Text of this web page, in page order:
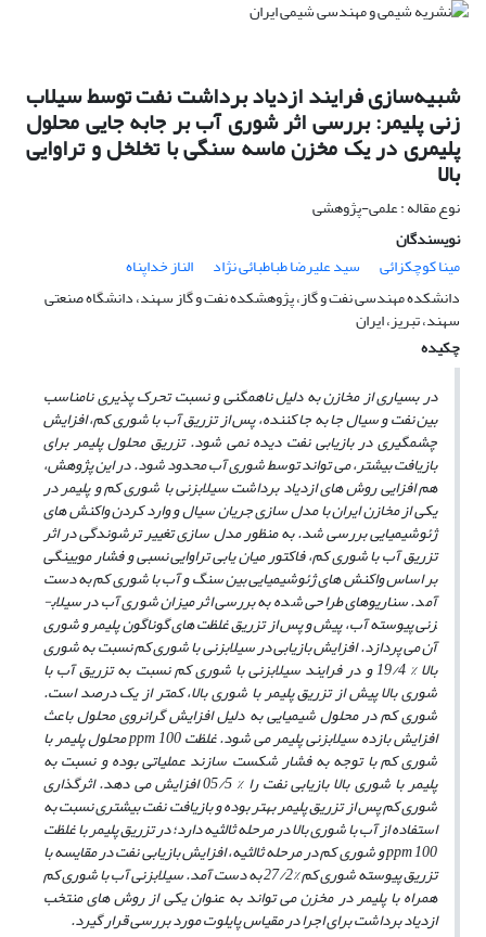
شبیه‌سازی فرایند ازدیاد برداشت نفت توسط سیلاب
زنی پلیمر: بررسی اثر شوری آب بر جابه جایی محلول
پلیمری در یک مخزن ماسه سنگی با تخلخل و تراوایی
بالا
نوع مقاله : علمی-پژوهشی
نویسندگان
مینا کوچکزائی
سید علیرضا طباطبائی نژاد
الناز خداپناه
دانشکده مهندسی نفت و گاز، پژوهشکده نفت و گاز سهند، دانشگاه صنعتی
سهند، تبریز، ایران
چکیده
در بسیاری از مخازن به دلیل ناهمگنی و نسبت تحرک­ پذیری نامناسب
بین نفت و سیال جا به­ جا کننده، پس از تزریق آب با شوری کم، افزایش
چشمگیری در بازیابی نفت دیده نمی­ شود. تزریق محلول پلیمر برای
بازیافت بیش­تر، می­ تواند توسط شوری آب محدود شود. در این پژوهش،
هم­ افزایی روش­ های ازدیاد برداشت سیلاب­زنی با شوری کم و پلیمر در
یکی از مخازن ایران با مد­ل­ سازی جریان سیال و وارد کردن واکنش های
ژئوشیمیایی بررسی شد. به منظور مدل­ سازی تغییر ترشوندگی در اثر
تزریق آب با شوری کم، فاکتور میان­ یابی تراوایی نسبی و فشار مویینگی
بر اساس واکنش­ های ژئوشیمیایی بین سنگ و آب با شوری کم به دست
آمد. سناریوهای طراحی شده به بررسی اثر میزان شوری آب در سیلاب­
زنی پیوسته آب، پیش و پس از تزریق غلظت­ های گوناگون پلیمر و شوری
آن می­ پردازد. افزایش بازیابی در سیلاب­زنی با شوری کم نسبت به شوری
بالا % 19/4 و در فرایند سیلاب­زنی با شوری کم نسبت به تزریق آب با
شوری بالا پیش از تزریق پلیمر با شوری بالا، کم­تر از یک درصد است.
شوری کم در محلول شیمیایی به دلیل افزایش گرانروی محلول باعث
افزایش بازده سیلاب­زنی پلیمر می­ شود. غلظت ppm 100 محلول پلیمر با
شوری کم با توجه به فشار شکست سازند عملیاتی بوده و نسبت به
پلیمر با شوری بالا بازیابی نفت را % 05/5 افزایش می­ دهد. اثرگذاری
شوری کم پس از تزریق پلیمر بهتر بوده و بازیافت نفت بیش­تری نسبت به
استفاده از آب با شوری بالا در مرحله ثالثیه دارد؛ در تزریق پلیمر با غلظت
ppm 100 و شوری کم در مرحله ثالثیه، افزایش بازیابی نفت در مقایسه با
تزریق پیوسته شوری کم %27/2 به دست آمد. سیلاب­زنی آب با شوری کم
همراه با پلیمر در مخزن می ­تواند به عنوان یکی از روش­ های منتخب
ازدیاد برداشت برای اجرا در مقیاس پایلوت مورد بررسی قرار گیرد.